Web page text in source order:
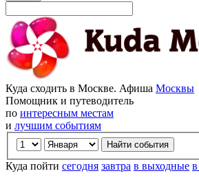
Куда сходить в Москве. Афиша Москвы
Помощник и путеводитель
по интересным местам
и лучшим событиям
Куда пойти сегодня завтра в выходные